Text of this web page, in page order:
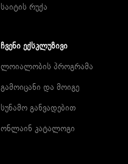
საიტის რუქა
ᲩᲕᲔᲜᲘ ᲔᲥᲡᲙᲚᲣᲖᲘᲕᲘ
ლოიალობის პროგრამა
გამოიცანი და მოიგე
სუნამო განვადებით
ონლაინ კატალოგი